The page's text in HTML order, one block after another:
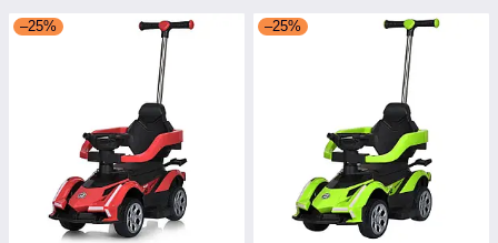
–25% –25%